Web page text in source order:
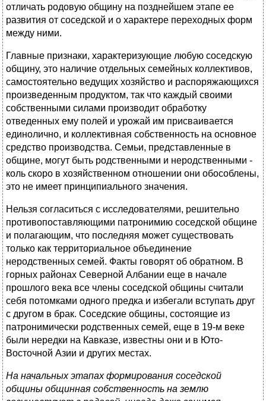
отличать родовую общину на позднейшем этапе ее
развития от соседской и о характере переходных форм
между ними.
Главные признаки, характеризующие любую соседскую
общину, это наличие отдельных семейных коллективов,
самостоятельно ведущих хозяйство и распоряжающихся
произведенным продуктом, так что каждый своими
собственными силами производит обработку
отведенных ему полей и урожай им присваивается
единолично, и коллективная собственность на основное
средство производства. Семьи, представленные в
общине, могут быть родственными и неродственными -
коль скоро в хозяйственном отношении они обособлены,
это не имеет принципиального значения.
Нельзя согласиться с исследователями, решительно
противопоставляющими патронимию соседской общине
и полагающим, что последняя может существовать
только как территориальное объединение
неродственных семей. Факты говорят об обратном. В
горных районах Северной Албании еще в начале
прошлого века все члены соседской общины считали
себя потомками одного предка и избегали вступать друг
с другом в брак. Соседские общины, состоящие из
патронимически родственных семей, еще в 19-м веке
были нередки на Кавказе, известны они и в Юто-
Восточной Азии и других местах.
На начальных этапах формирования соседской
общины общинная собственность на землю